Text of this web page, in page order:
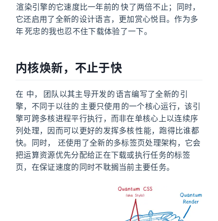
CSS 渲染引擎的它速度比一年前的 Firefox 快了两倍不止；同时，
它还启用了全新的设计语言，更加赏心悦目。作为多
年 Chrome 死忠的我也忍不住下载体验了一下。
内核焕新，不止于快
在 Firefox Quantum 中，Mozilla 团队以其主导开发的 Rust 语言编写了全新的 CSS 引
擎，不同于以往的 Firefox 主要只使用 CPU 的一个核心运行，该引
擎可跨多核进程平行执行，而非在单核心上以连续序
列处理，因而可以更好的发挥多核 CPU 性能，跑得比谁都
快。同时，Firefox Quantum 还使用了全新的多标签页处理架构，它会
把运算资源优先分配给正在下载或执行任务的标签
页，在保证速度的同时不耽搁当前主要任务。